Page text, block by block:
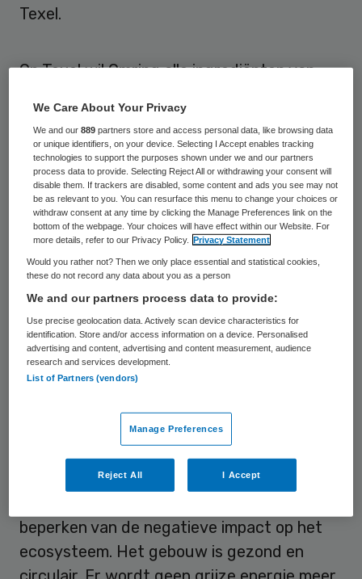
Texel.
Op Texel wil Omring alle ingrediënten van
waar ze tot nu ervaring mee hebben
opgedaan, bij elkaar laten komen. Kwaliteit
van leven begint volgens de vvt-organisatie
namelijk bij een gezonde omgeving.
Voormalig Omring-bestuurder Frido
Kraanennoemt het Groene Verpleeghuis
speelplaats waar duurzaamheid
Positieve gezondheid
Hetverpleeghuis
positieve gezondheid en vitaliteit van
medewerkers wordt een speerpunt. Ook
het gaat om het optimaal inzetten van de
beperken van de negatieve impact op het
ecosysteem. Het gebouw is gezond en
We Care About Your Privacy
We and our889 partners store and access personal data, like browsing data
or unique identifiers, on your device. Selecting I Accept enables tracking
technologies to support the purposes shown under we and our partners
process data to provide. Selecting Reject All or withdrawing your consent will
disable them. If trackers are disabled, some content and ads you see may not
be as relevant to you. You can resurface this menu to change your choices or
withdraw consent at any time by clicking the Manage Preferences link on the
bottom of the webpage. Your choices will have effect within our Website. For
more details, refer to our Privacy Policy.
Privacy Statement
Would you rather not? Then we only place essential and statistical cookies,
these do not record any data about you as a person
We and our partners process data to provide:
Use precise geolocation data. Actively scan device characteristics for
identification. Store and/or access information on a device. Personalised
advertising and content, advertising and content measurement, audience
research and services development.
List of Partners (vendors)
Manage Preferences
Reject All I Accept